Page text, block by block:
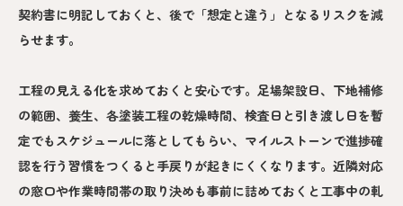
契約書に明記しておくと、後で「想定と違う」となるリスクを減
らせます。
工程の見える化を求めておくと安心です。足場架設日、下地補修
の範囲、養生、各塗装工程の乾燥時間、検査日と引き渡し日を暫
定でもスケジュールに落としてもらい、マイルストーンで進捗確
認を行う習慣をつくると手戻りが起きにくくなります。近隣対応
の窓口や作業時間帯の取り決めも事前に詰めておくと工事中の軋